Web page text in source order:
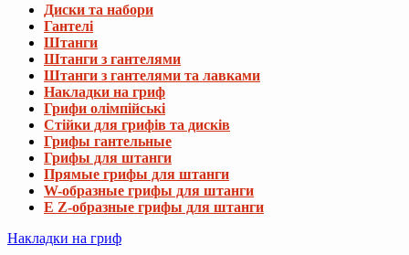
Диски та набори
Гантелі
Штанги
Штанги з гантелями
Штанги з гантелями та лавками
Накладки на гриф
Грифи олімпійські
Стійки для грифів та дисків
Грифы гантельные
Грифы для штанги
Прямые грифы для штанги
W-образные грифы для штанги
E Z-образные грифы для штанги
Накладки на гриф